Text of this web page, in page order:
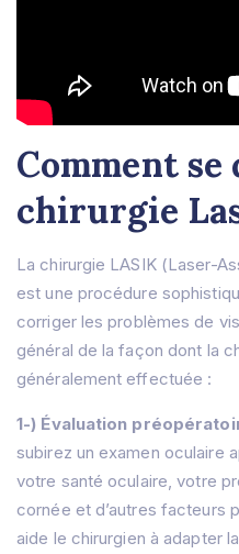
Comment
chirurgie
La chirurgie LASIK (Laser-
est une procédure
corriger les problèmes de
général de la façon dont la
généralement effectuée :
1-) Évaluation
subirez un examen oculaire
votre santé oculaire, votre
cornée et d’autres facteurs
aide le chirurgien à adapter